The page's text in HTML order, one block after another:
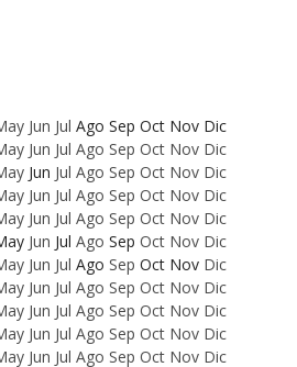
Jun Jul Ago Sep Oct Nov Dic
Jun Jul Ago Sep Oct Nov Dic
Jun Jul Ago Sep Oct Nov Dic
Jun Jul Ago Sep Oct Nov Dic
Jun Jul Ago Sep Oct Nov Dic
Jun Jul Ago Sep Oct Nov Dic
Jun Jul Ago Sep Oct Nov Dic
Jun Jul Ago Sep Oct Nov Dic
Jun Jul Ago Sep Oct Nov Dic
Jun Jul Ago Sep Oct Nov Dic
Jun Jul Ago Sep Oct Nov Dic